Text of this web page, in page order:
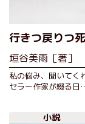
行きつ戻りつ
垣谷美雨［著］
私の悩み、聞いて
セラー作家が綴る日
小説